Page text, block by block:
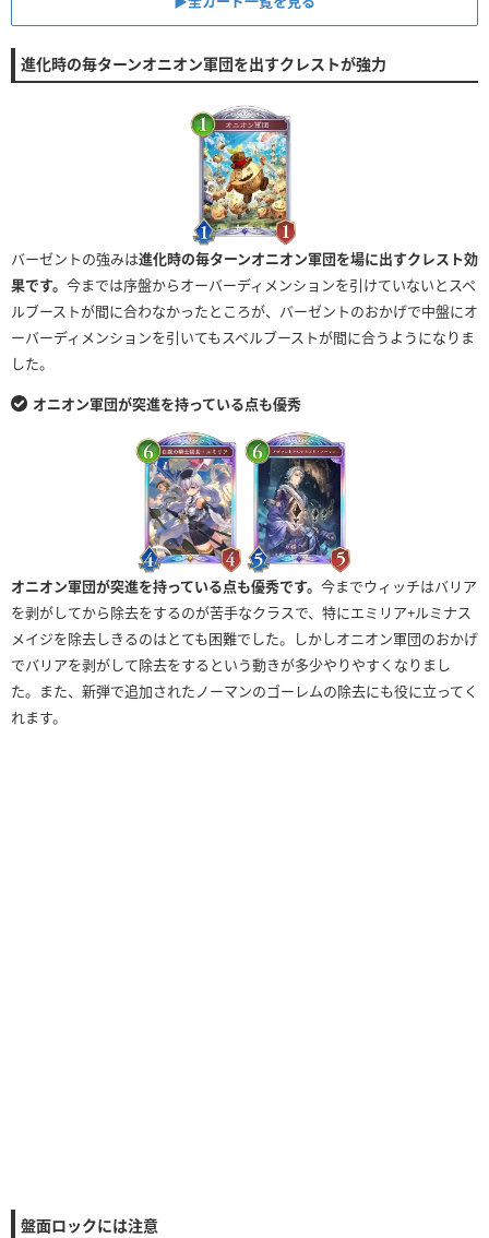
進化時の毎ターンオニオン軍団を出すクレストが強力
バーゼントの強みは進化時の毎ターンオニオン軍団を場に出すクレスト効
果です。 今までは序盤からオーバーディメンションを引けていないとスペ
ルブーストが間に合わなかったところが、バーゼントのおかげで中盤にオ
ーバーディメンションを引いてもスペルブーストが間に合うようになりま
した。
オニオン軍団が突進を持っている点も優秀
オニオン軍団が突進を持っている点も優秀です。 今までウィッチはバリア
を剥がしてから除去をするのが苦手なクラスで、特にエミリア+ルミナス
メイジを除去しきるのはとても困難でした。しかしオニオン軍団のおかげ
でバリアを剥がして除去をするという動きが多少やりやすくなりまし
た。また、新弾で追加されたノーマンのゴーレムの除去にも役に立ってく
れます。
盤面ロックには注意